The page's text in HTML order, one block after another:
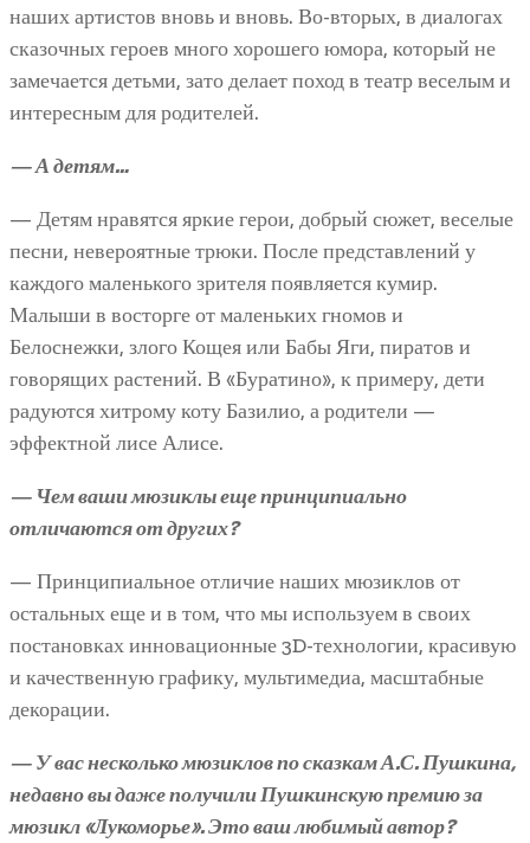
наших артистов вновь и вновь. Во-вторых, в диалогах
сказочных героев много хорошего юмора, который не
замечается детьми, зато делает поход в театр веселым и
интересным для родителей.
— А детям…
— Детям нравятся яркие герои, добрый сюжет, веселые
песни, невероятные трюки. После представлений у
каждого маленького зрителя появляется кумир.
Малыши в восторге от маленьких гномов и
Белоснежки, злого Кощея или Бабы Яги, пиратов и
говорящих растений. В «Буратино», к примеру, дети
радуются хитрому коту Базилио, а родители —
эффектной лисе Алисе.
— Чем ваши мюзиклы еще принципиально
отличаются от других?
— Принципиальное отличие наших мюзиклов от
остальных еще и в том, что мы используем в своих
постановках инновационные 3D-технологии, красивую
и качественную графику, мультимедиа, масштабные
декорации.
— У вас несколько мюзиклов по сказкам А.С. Пушкина,
недавно вы даже получили Пушкинскую премию за
мюзикл «Лукоморье». Это ваш любимый автор?